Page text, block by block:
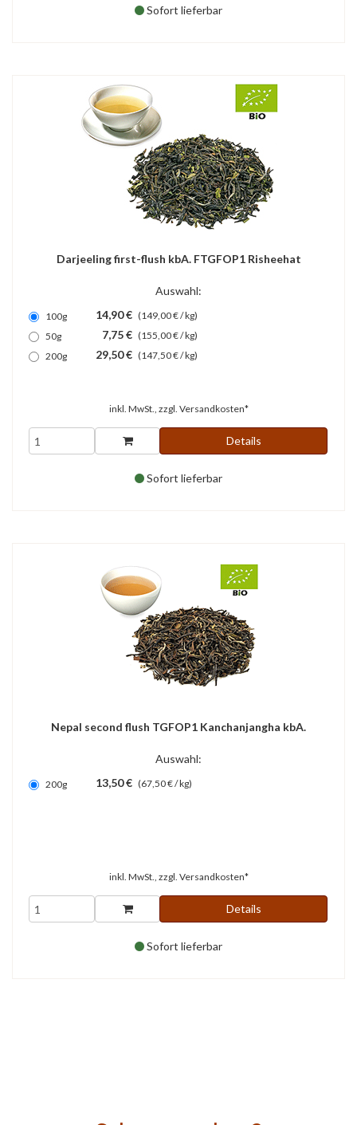
Sofort lieferbar
Darjeeling first-flush kbA. FTGFOP1 Risheehat
Auswahl:
100g 14,90 € (149,00 € / kg)
50g
7,75 € (155,00 € / kg)
200g
29,50 € (147,50 € / kg)
inkl. MwSt., zzgl. Versandkosten*
Details
Sofort lieferbar
Nepal second flush TGFOP1 Kanchanjangha kbA.
Auswahl:
200g 13,50 € (67,50 € / kg)
inkl. MwSt., zzgl. Versandkosten*
Details
Sofort lieferbar